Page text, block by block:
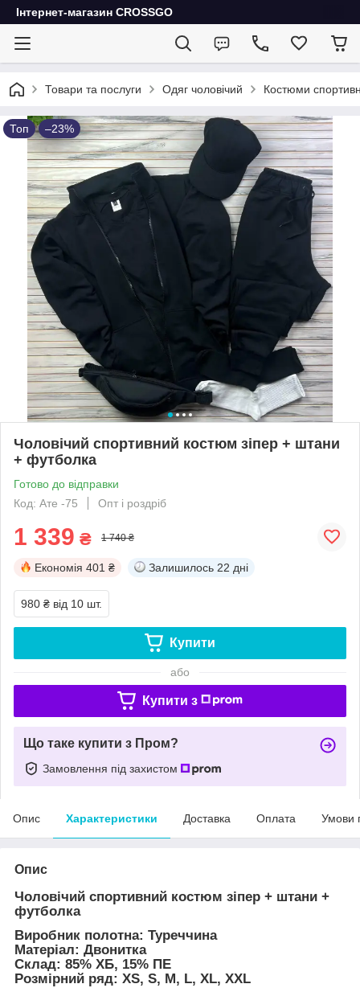
Інтернет-магазин CROSSGO
Товари та послуги Одяг чоловічий Костюми
Топ –23%
Чоловічий спортивний костюм зіпер + штани
+ футболка
Готово до відправки
Код: Ате -75
Опт і роздріб
1 339 ₴ 1 740 ₴
Економія 401 ₴ Залишилось 22 дні
980 ₴ від 10 шт.
Купити
або
Купити з
Що таке купити з Пром?
Замовлення під захистом
Опис Характеристики Доставка Оплата Умови
Опис
Чоловічий спортивний костюм зіпер + штани +
футболка
Виробник полотна: Туреччина
Матеріал: Двонитка
Склад: 85% ХБ, 15% ПЕ
Розмірний ряд: XS, S, M, L, XL, XXL